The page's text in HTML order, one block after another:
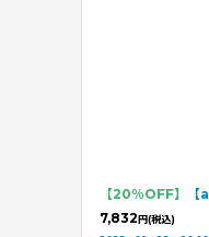
【20％OFF】
7,832円(税込)